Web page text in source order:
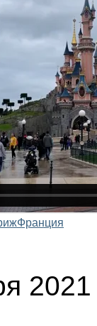
Франция
2021